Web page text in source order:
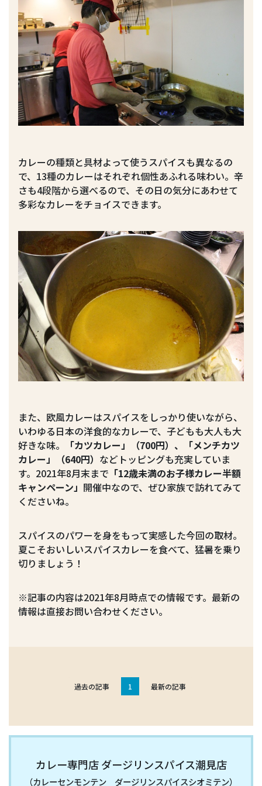
カレーの種類と具材よって使うスパイスも異なるの
で、13種のカレーはそれぞれ個性あふれる味わい。辛
さも4段階から選べるので、その日の気分にあわせて
多彩なカレーをチョイスできます。
また、欧風カレーはスパイスをしっかり使いながら、
いわゆる日本の洋食的なカレーで、子どもも大人も大
好きな味。
「カツカレー」（700円）、「メンチカツ
カレー」（640円） などトッピングも充実していま
す。2021年8月末まで 「12歳未満のお子様カレー半額
キャンペーン」 開催中なので、ぜひ家族で訪れてみて
くださいね。
スパイスのパワーを身をもって実感した今回の取材。
夏こそおいしいスパイスカレーを食べて、猛暑を乗り
切りましょう！
※記事の内容は2021年8月時点での情報です。最新の
情報は直接お問い合わせください。
過去の記事 1 最新の記事
カレー専門店 ダージリンスパイス潮見店
（カレーセンモンテン ダージリンスパイスシオミテン）